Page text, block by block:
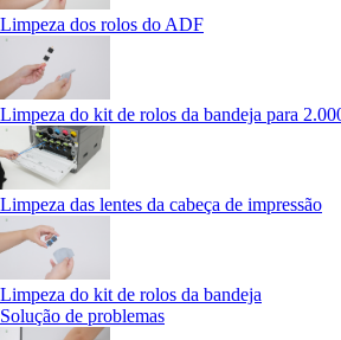
Limpeza dos rolos do ADF
Limpeza do kit de rolos da bandeja para
Limpeza das lentes da cabeça de impressão
Limpeza do kit de rolos da bandeja
Solução de problemas